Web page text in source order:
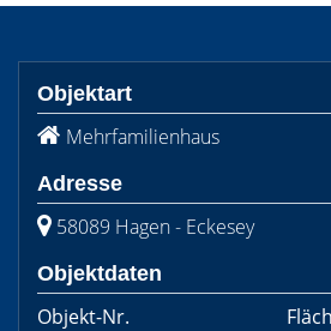
Objektart
Mehrfamilienhaus
Adresse
58089 Hagen - Eckesey
Objektdaten
Objekt-Nr.